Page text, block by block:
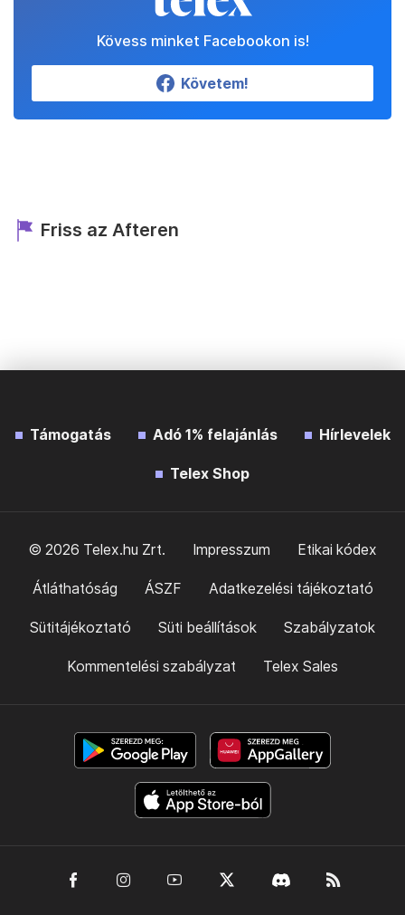
Kövess minket Facebookon is!
Követem!
Friss az Afteren
Támogatás Adó 1% felajánlás Hírlevelek
Telex Shop
© 2026 Telex.hu Zrt. Impresszum Etikai kódex
Átláthatóság ÁSZF Adatkezelési tájékoztató
Sütitájékoztató Süti beállítások Szabályzatok
Kommentelési szabályzat Telex Sales